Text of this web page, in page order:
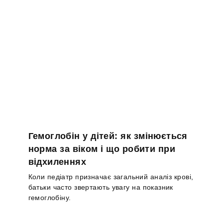
Гемоглобін у дітей: як змінюється
норма за віком і що робити при
відхиленнях
Коли педіатр призначає загальний аналіз крові,
батьки часто звертають увагу на показник
гемоглобіну.